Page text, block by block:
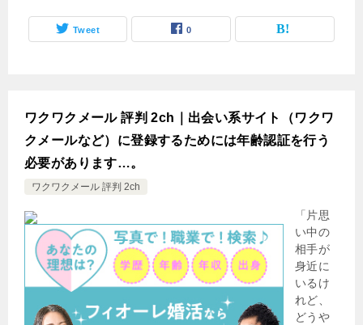
Tweet 0
ワクワクメール 評判 2ch｜出会い系サイト（ワクワ
クメールなど）に登録するためには年齢認証を行う
必要があります…。
ワクワクメール 評判 2ch
「片思
い中の
相手が
身近に
いるけ
れど、
どうや